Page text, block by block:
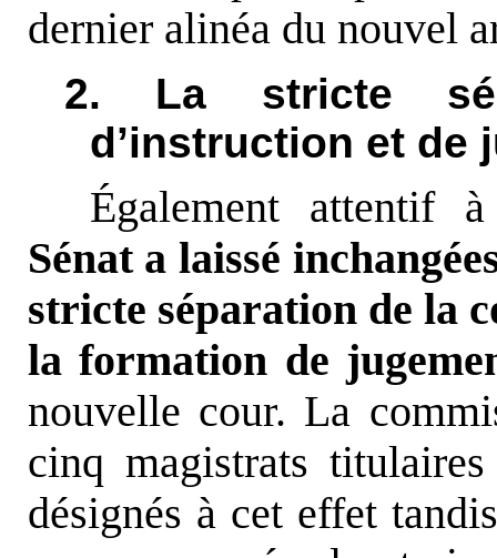
dernier alinéa du nouvel
2. La stricte
d’instruction et de
Également attentif
Sénat a laissé
stricte séparation de la
la formation de
nouvelle cour. La
cinq magistrats
désignés à cet effet